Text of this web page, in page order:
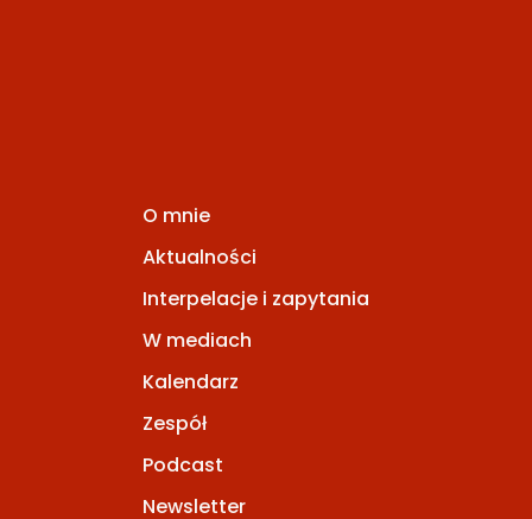
O mnie
Aktualności
Interpelacje i zapytania
W mediach
Kalendarz
Zespół
Podcast
Newsletter